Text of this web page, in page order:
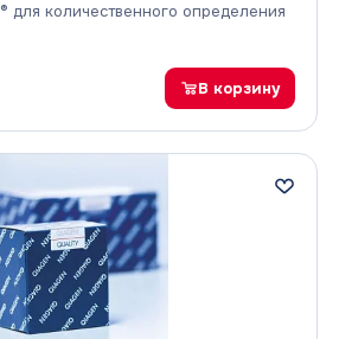
для количественного определения
В корзину